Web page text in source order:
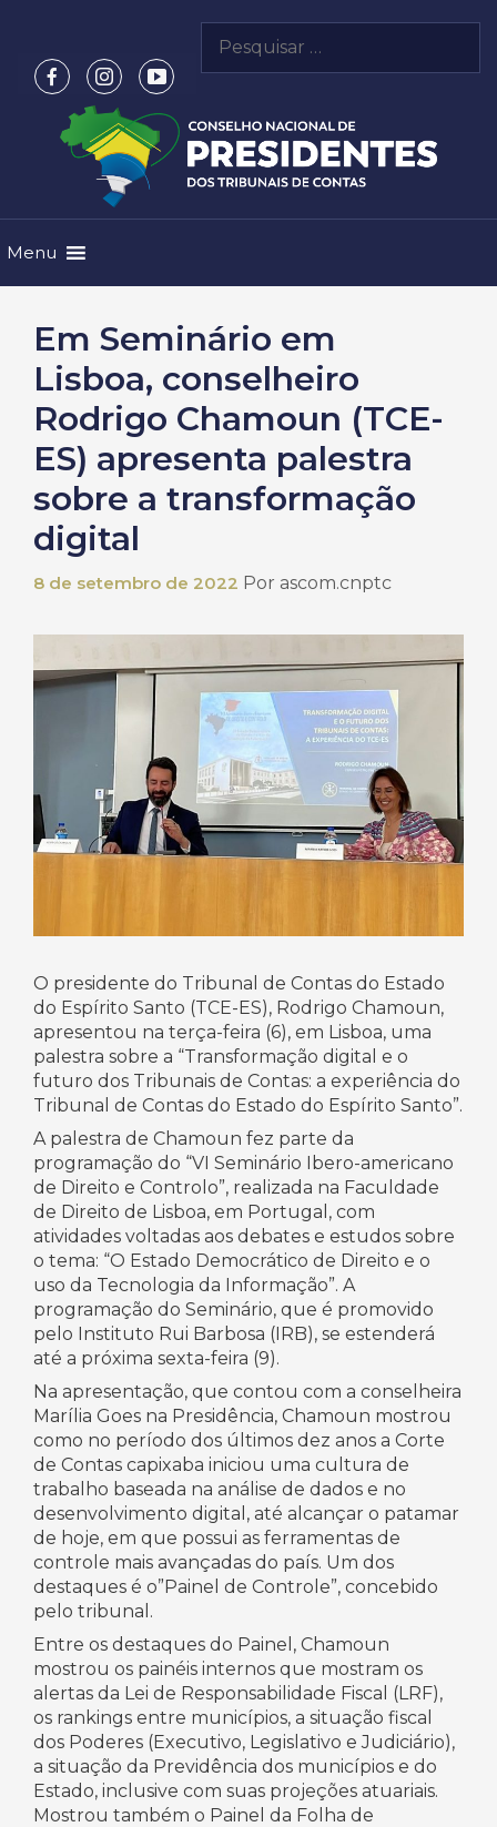
conteúdo
por:
Menu
Em Seminário em
Lisboa, conselheiro
Rodrigo Chamoun (TCE-
ES) apresenta palestra
sobre a transformação
digital
8 de setembro de 2022 Por ascom.cnptc
O presidente do Tribunal de Contas do Estado
do Espírito Santo (TCE-ES), Rodrigo Chamoun,
apresentou na terça-feira (6), em Lisboa, uma
palestra sobre a “Transformação digital e o
futuro dos Tribunais de Contas: a experiência do
Tribunal de Contas do Estado do Espírito Santo”.
A palestra de Chamoun fez parte da
programação do “VI Seminário Ibero-americano
de Direito e Controlo”, realizada na Faculdade
de Direito de Lisboa, em Portugal, com
atividades voltadas aos debates e estudos sobre
o tema: “O Estado Democrático de Direito e o
uso da Tecnologia da Informação”. A
programação do Seminário, que é promovido
pelo Instituto Rui Barbosa (IRB), se estenderá
até a próxima sexta-feira (9).
Na apresentação, que contou com a conselheira
Marília Goes na Presidência, Chamoun mostrou
como no período dos últimos dez anos a Corte
de Contas capixaba iniciou uma cultura de
trabalho baseada na análise de dados e no
desenvolvimento digital, até alcançar o patamar
de hoje, em que possui as ferramentas de
controle mais avançadas do país. Um dos
destaques é o”Painel de Controle”, concebido
pelo tribunal.
Entre os destaques do Painel, Chamoun
mostrou os painéis internos que mostram os
alertas da Lei de Responsabilidade Fiscal (LRF),
os rankings entre municípios, a situação fiscal
dos Poderes (Executivo, Legislativo e Judiciário),
a situação da Previdência dos municípios e do
Estado, inclusive com suas projeções atuariais.
Mostrou também o Painel da Folha de